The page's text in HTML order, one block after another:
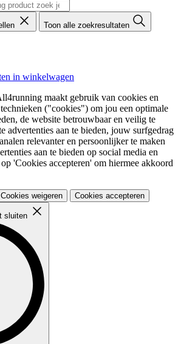
Toon alle zoekresultaten
in winkelwagen
maakt gebruik van cookies en
("cookies") om jou een optimale
de website betrouwbaar en veilig te
advertenties aan te bieden, jouw surfgedrag
relevanter en persoonlijker te maken
aan te bieden op social media en
'Cookies accepteren' om hiermee akkoord
Cookies weigeren Cookies accepteren
sluiten